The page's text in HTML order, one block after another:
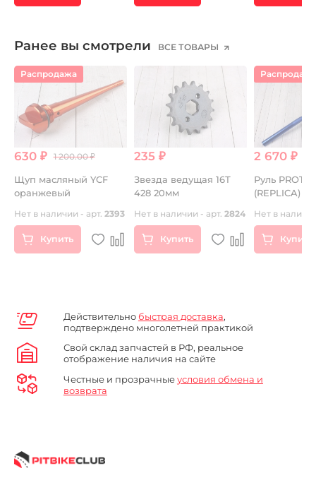
Ранее вы смотрели ВСЕ ТОВАРЫ
Распродажа
630 ₽ 1 200.00 ₽
Щуп масляный YCF
оранжевый
Нет в наличии - арт. 2393
Купить
235 ₽
Звезда ведущая 16Т
428 20мм
Нет в наличии - арт. 2824
Купить
Распродажа
2 670 ₽
Руль
(REPLICA)
средний
Нет в
Купить
Действительно быстрая доставка,
подтверждено многолетней практикой
Свой склад запчастей в РФ, реальное
отображение наличия на сайте
Честные и прозрачныеусловия обмена и
возврата